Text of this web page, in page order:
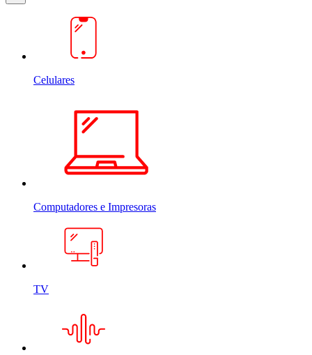
Celulares
Computadores e Impresoras
TV